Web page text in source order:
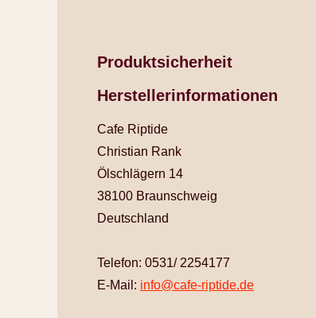
Produktsicherheit
Herstellerinformationen
Cafe Riptide
Christian Rank
Ölschlägern 14
38100 Braunschweig
Deutschland
Telefon: 0531/ 2254177
E-Mail: info@cafe-riptide.de